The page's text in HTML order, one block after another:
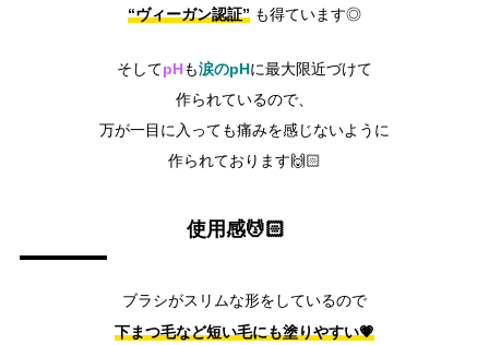
“ヴィーガン認証”も得ています◎
そしてpHも涙のpHに最大限近づけて
作られているので、
万が一目に入っても痛みを感じないように
作られております🙌🏻
使用感💆🏻
ブラシがスリムな形をしているので
下まつ毛など短い毛にも塗りやすい💗